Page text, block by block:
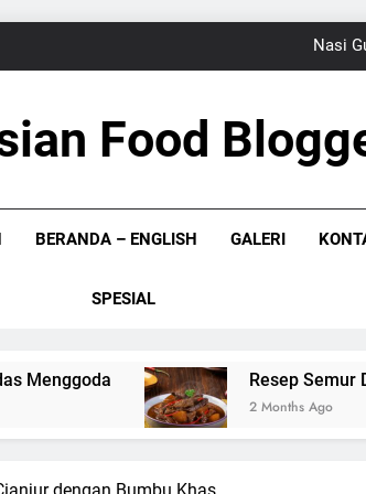
Nasi
Resep Rangi
Nasi
Food
BERANDA – ENGLISH GALERI
SPESIAL
Resep Semur Daging Betawi
2 Months Ago